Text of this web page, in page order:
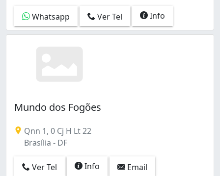
Whatsapp Ver Tel Info
Mundo dos Fogões
Qnn 1, 0 Cj H Lt 22
Brasília - DF
Ver Tel Info Email